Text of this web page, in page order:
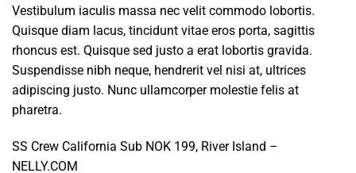
Vestibulum iaculis massa nec velit commodo lobortis.
Quisque diam lacus, tincidunt vitae eros porta, sagittis
rhoncus est. Quisque sed justo a erat lobortis gravida.
Suspendisse nibh neque, hendrerit vel nisi at, ultrices
adipiscing justo. Nunc ullamcorper molestie felis at
pharetra.
SS Crew California Sub NOK 199, River Island –
NELLY.COM